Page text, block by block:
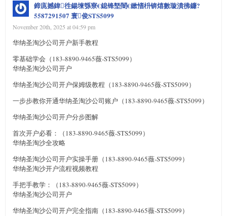
鍗庣撼鍏徃鍚堜綔寮€鎴锋墍闇€鏉愭枡锛熺數璇濆彿鐮?
5587291507 寰俊STS5099
November 20th, 2025 at 04:59 pm
华纳圣淘沙公司开户新手教程
零基础学会（183-8890-9465薇-STS5099）
华纳圣淘沙公司开户
华纳圣淘沙公司开户保姆级教程（183-8890-9465薇-STS5099）
一步步教你开通华纳圣淘沙公司账户（183-8890-9465薇-STS5099）
华纳圣淘沙公司开户分步图解
首次开户必看：（183-8890-9465薇-STS5099）
华纳圣淘沙全攻略
华纳圣淘沙公司开户实操手册（183-8890-9465薇-STS5099）
华纳圣淘沙开户流程视频教程
手把手教学：（183-8890-9465薇-STS5099）
华纳圣淘沙公司开户
华纳圣淘沙公司开户完全指南（183-8890-9465薇-STS5099）